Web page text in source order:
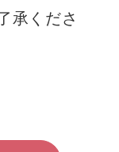
承くださ